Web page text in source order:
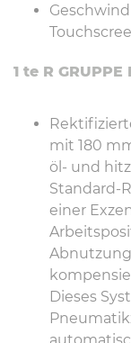
1 te R GRUPPE
mit 180
öl- und
Standard-
einer
Dieses